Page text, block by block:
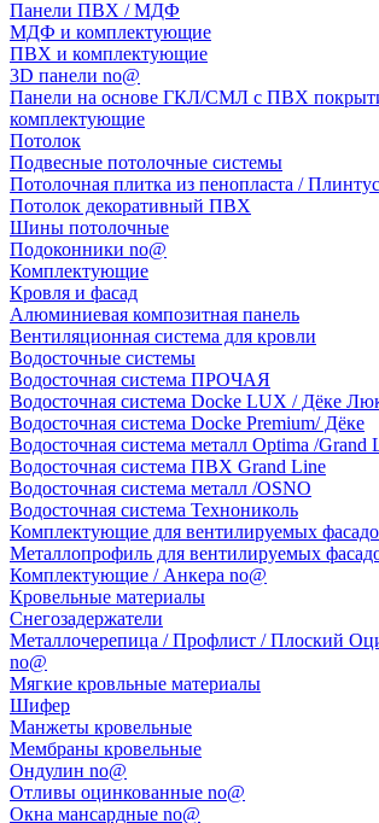
Панели ПВХ / МДФ
МДФ и комплектующие
ПВХ и комплектующие
3D панели no@
Панели на основе ГКЛ/СМЛ с ПВХ
комплектующие
Потолок
Подвесные потолочные системы
Потолочная плитка из пенопласта / Плинтус
Потолок декоративный ПВХ
Шины потолочные
Подоконники no@
Комплектующие
Кровля и фасад
Алюминиевая композитная панель
Вентиляционная система для кровли
Водосточные системы
Водосточная система ПРОЧАЯ
Водосточная система Docke LUX / Дёке
Водосточная система Docke Premium/ Дёке
Водосточная система металл Optima /Grand
Водосточная система ПВХ Grand Line
Водосточная система металл /OSNO
Водосточная система Технониколь
Комплектующие для вентилируемых
Металлопрофиль для вентилируемых
Комплектующие / Анкера no@
Кровельные материалы
Снегозадержатели
Металлочерепица / Профлист / Плоский
no@
Мягкие кровльные материалы
Шифер
Манжеты кровельные
Мембраны кровельные
Ондулин no@
Отливы оцинкованные no@
Окна мансардные no@